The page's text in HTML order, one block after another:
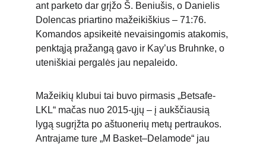
ant parketo dar grįžo Š. Beniušis, o Danielis
Dolencas priartino mažeikiškius – 71:76.
Komandos apsikeitė nevaisingomis atakomis,
penktąją pražangą gavo ir Kay’us Bruhnke, o
uteniškiai pergalės jau nepaleido.
Mažeikių klubui tai buvo pirmasis „Betsafe-
LKL“ mačas nuo 2015-ųjų – į aukščiausią
lygą sugrįžta po aštuonerių metų pertraukos.
Antrajame ture „M Basket–Delamode“ jau